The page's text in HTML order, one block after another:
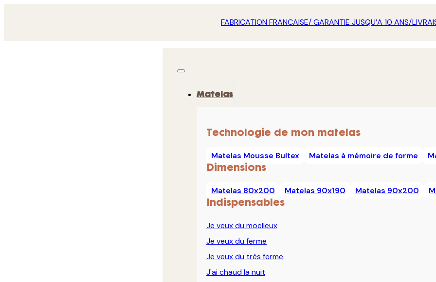
FABRICATION FRANCAISE/ GARANTIE JUSQU’A 10 ANS/
Matelas
Technologie de mon matelas
Matelas Mousse Bultex Matelas à mémoire de forme
Dimensions
Matelas 80x200 Matelas 90x190 Matelas 90x200
Indispensables
Je veux du moelleux
Je veux du ferme
Je veux du très ferme
J'ai chaud la nuit